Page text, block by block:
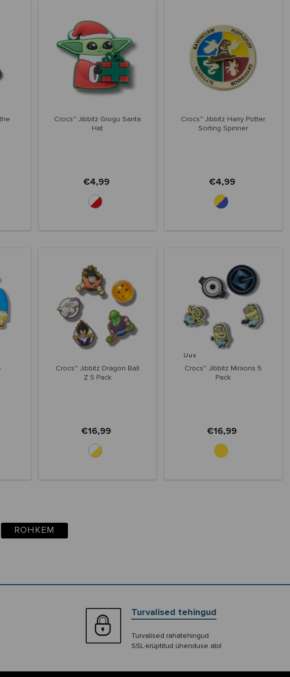
Crocs™ Jibbitz Grogu Santa
Hat
€4,99
Crocs™ Jibbitz Harry Potter
Sorting Spinner
€4,99
Crocs™ Jibbitz Dragon Ball
Z 5 Pack
€16,99
Uus
Crocs™ Jibbitz Minions 5
Pack
€16,99
ROHKEM
Turvalised tehingud
Turvalised rahatehingud
SSL-krüptitud ühenduse abil